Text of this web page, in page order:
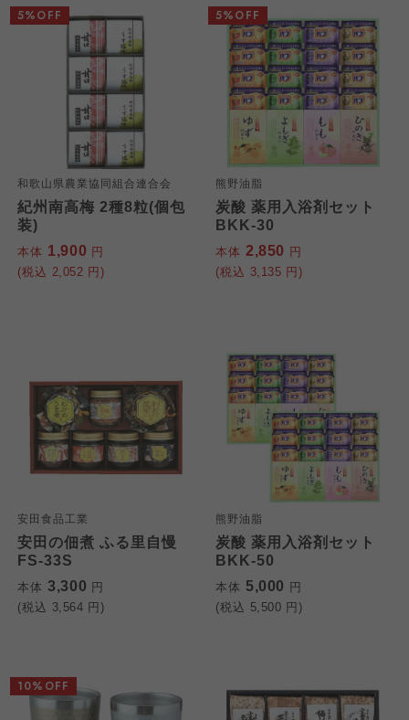
和歌山県農業協同組合連合会
紀州南高梅 2種8粒(個包
装)
本体 1,900 円
(税込 2,052 円)
5%OFF
熊野油脂
炭酸 薬用入浴剤セット
BKK-30
本体 2,850 円
(税込 3,135 円)
5%OFF
安田食品工業
安田の佃煮 ふる里自慢
FS-33S
本体 3,300 円
(税込 3,564 円)
熊野油脂
炭酸 薬用入浴剤セット
BKK-50
本体 5,000 円
(税込 5,500 円)
10%OFF